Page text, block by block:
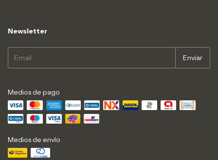
Newsletter
Medios de pago
Medios de envío